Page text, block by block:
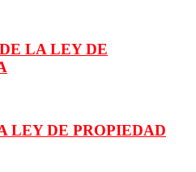
LA LEY DE
LEY DE PROPIEDAD